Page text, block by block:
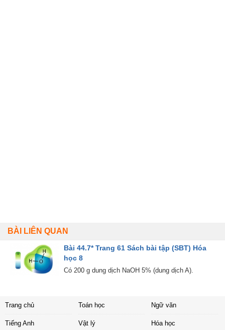
BÀI LIÊN QUAN
Bài 44.7* Trang 61 Sách bài tập (SBT) Hóa
học 8
Có 200 g dung dịch NaOH 5% (dung dịch A).
Trang chủ Toán học Ngữ văn
Tiếng Anh Vật lý Hóa học